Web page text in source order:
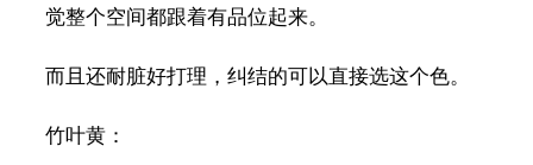
觉整个空间都跟着有品位起来。
而且还耐脏好打理，纠结的可以直接选这个色。
竹叶黄：